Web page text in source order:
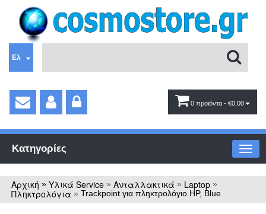
Ελ
0 προϊόντα - €0,00
Κατηγορίες
Αρχική » Υλικά Service » Ανταλλακτικά » Laptop »
Πληκτρολόγια » Trackpoint για πληκτρολόγιο HP, Blue